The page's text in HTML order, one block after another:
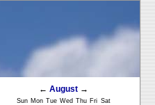
← August→
Sun Mon Tue Wed Thu Fri Sat